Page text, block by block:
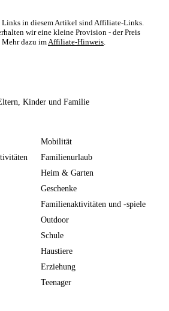
in diesem Artikel sind Affiliate-Links.
wir eine kleine Provision - der Preis
dazu im Affiliate-Hinweis
Kinder und Familie
Mobilität
Familienurlaub
Heim & Garten
Geschenke
Familienaktivitäten und -spiele
Outdoor
Schule
Haustiere
Erziehung
Teenager